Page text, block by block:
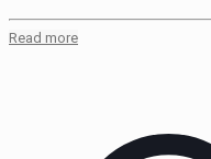
Read more